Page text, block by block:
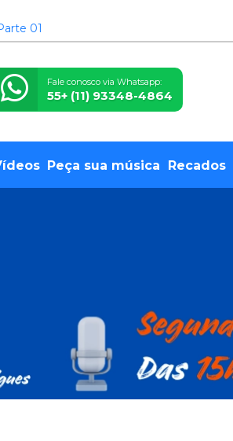
01
Fale conosco via Whatsapp:
55+ (11) 93348-4864
Peça sua música Recados